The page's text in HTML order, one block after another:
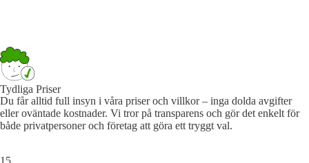
Tydliga Priser
Du får alltid full insyn i våra priser och villkor – inga dolda avgifter
eller oväntade kostnader. Vi tror på transparens och gör det enkelt för
både privatpersoner och företag att göra ett tryggt val.
15